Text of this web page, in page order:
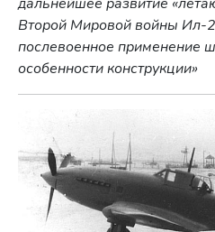
дальнейшее развитие
Второй Мировой войны Ил-
послевоенное применение
особенности конструкции»